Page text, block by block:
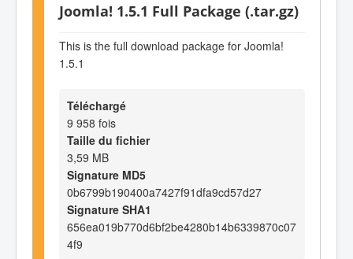
Joomla! 1.5.1 Full Package (.tar.gz)
This is the full download package for Joomla!
1.5.1
Téléchargé
9 958 fois
Taille du fichier
3,59 MB
Signature MD5
0b6799b190400a7427f91dfa9cd57d27
Signature SHA1
656ea019b770d6bf2be4280b14b6339870c07
4f9